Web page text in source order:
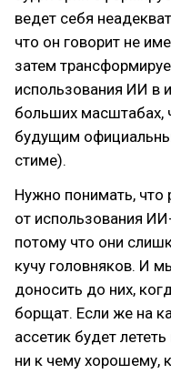
ведет себя
что он говорит не
затем
использования ИИ в
больших масштабах,
будущим
стиме).
Нужно понимать, что
от использования
потому что они
кучу головняков. И
доносить до них,
борщат. Если же на
ассетик будет
ни к чему хорошему,